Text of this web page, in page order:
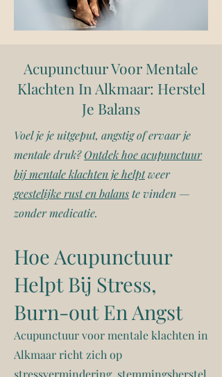
Acupunctuur Voor Mentale
Klachten In Alkmaar: Herstel
Je Balans
Voel je je uitgeput, angstig of ervaar je
mentale druk?Ontdek hoe acupunctuur
bij mentale klachten je helptweer
geestelijke rust en balanste vinden —
zonder medicatie.
Hoe Acupunctuur
Helpt Bij Stress,
Burn-out En Angst
Acupunctuur voor mentale klachten in
Alkmaar richt zich op
stressvermindering, stemmingsherstel